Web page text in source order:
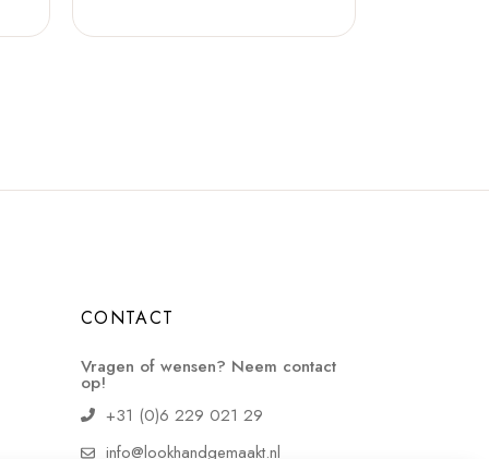
CONTACT
Vragen of wensen? Neem contact
op!
+31 (0)6 229 021 29
info@lookhandgemaakt.nl